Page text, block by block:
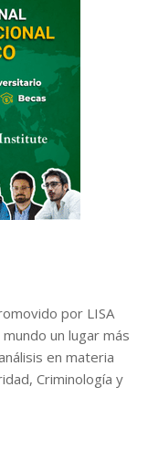
por LISA
un lugar más
en materia
Criminología y